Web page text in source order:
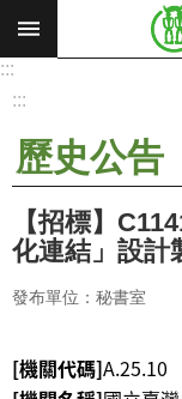
跳到主要內容區塊
搜
願
景
使
命
最
消
:::
:::
歷史公告
【招標】
化連結」設計
發布單位：秘書室
[機關代碼]A.25.10